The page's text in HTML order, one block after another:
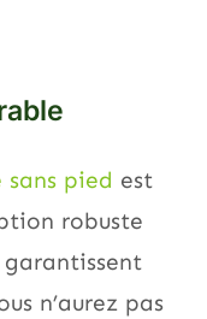
pied est
robuste
n’aurez pas